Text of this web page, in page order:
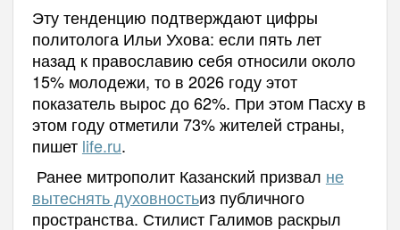
Эту тенденцию подтверждают цифры
политолога Ильи Ухова: если пять лет
назад к православию себя относили около
15% молодежи, то в 2026 году этот
показатель вырос до 62%. При этом Пасху в
этом году отметили 73% жителей страны,
пишет life.ru.
Ранее митрополит Казанский призвал не
вытеснять духовностьиз публичного
пространства. Стилист Галимов раскрыл